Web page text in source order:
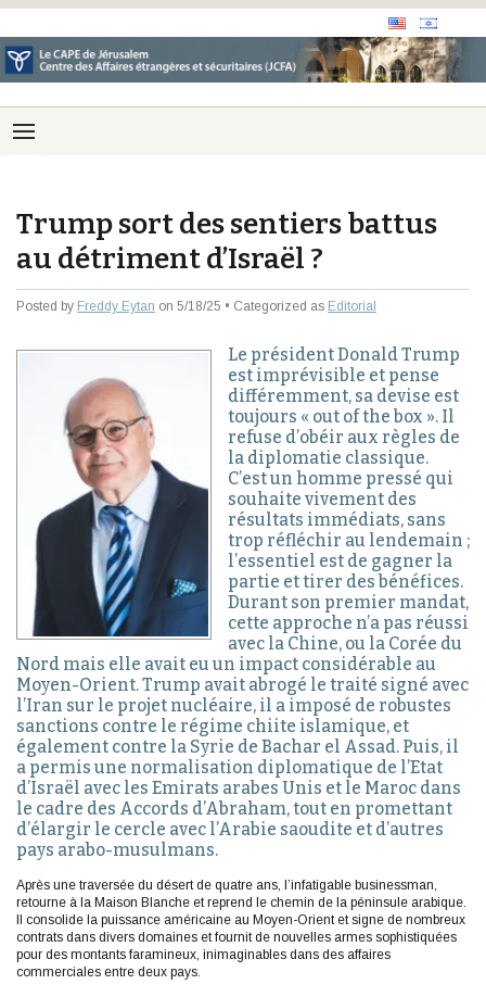
Trump sort des sentiers battus
au détriment d’Israël ?
Posted by Freddy Eytan on 5/18/25 • Categorized as Editorial
Le président Donald Trump
est imprévisible et pense
différemment, sa devise est
toujours « out of the box ». Il
refuse d’obéir aux règles de
la diplomatie classique.
C’est un homme pressé qui
souhaite vivement des
résultats immédiats, sans
trop réfléchir au lendemain ;
l’essentiel est de gagner la
partie et tirer des bénéfices.
Durant son premier mandat,
cette approche n’a pas réussi
avec la Chine, ou la Corée du
Nord mais elle avait eu un impact considérable au
Moyen-Orient. Trump avait abrogé le traité signé avec
l’Iran sur le projet nucléaire, il a imposé de robustes
sanctions contre le régime chiite islamique, et
également contre la Syrie de Bachar el Assad. Puis, il
a permis une normalisation diplomatique de l’Etat
d’Israël avec les Emirats arabes Unis et le Maroc dans
le cadre des Accords d’Abraham, tout en promettant
d’élargir le cercle avec l’Arabie saoudite et d’autres
pays arabo-musulmans.
Après une traversée du désert de quatre ans, l’infatigable businessman,
retourne à la Maison Blanche et reprend le chemin de la péninsule arabique.
Il consolide la puissance américaine au Moyen-Orient et signe de nombreux
contrats dans divers domaines et fournit de nouvelles armes sophistiquées
pour des montants faramineux, inimaginables dans des affaires
commerciales entre deux pays.